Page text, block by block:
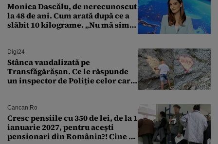
Monica Dascălu, de nerecunoscut
la 48 de ani. Cum arată după ce a
slăbit 10 kilograme. „Nu mă simt
Digi24
Stânca vandalizată pe
Transfăgărășan. Ce le răspunde
un inspector de Poliție celor care
Cancan.ro
Cresc pensiile cu 350 de lei, de la 1
ianuarie 2027, pentru acești
pensionari din România?! Cine se